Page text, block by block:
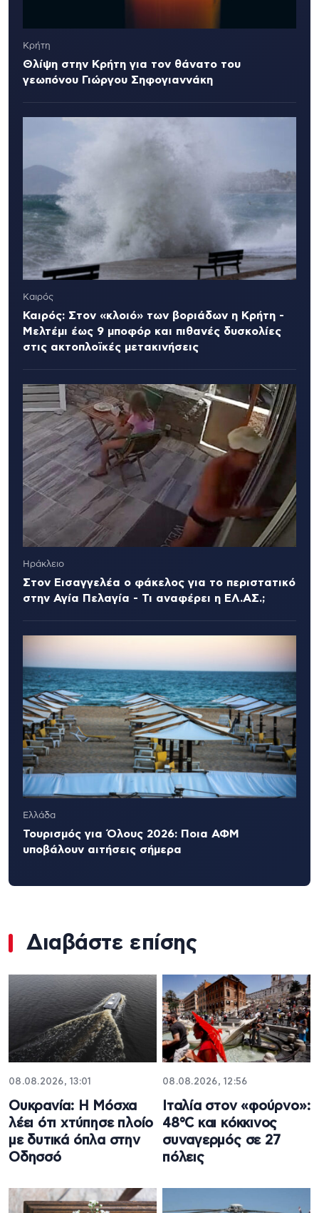
Κρήτη
Θλίψη στην Κρήτη για τον θάνατο του
γεωπόνου Γιώργου Σηφογιαννάκη
Καιρός
Καιρός: Στον «κλοιό» των βοριάδων η Κρήτη -
Μελτέμι έως 9 μποφόρ και πιθανές δυσκολίες
στις ακτοπλοϊκές μετακινήσεις
Ηράκλειο
Στον Εισαγγελέα ο φάκελος για το περιστατικό
στην Αγία Πελαγία - Τι αναφέρει η ΕΛ.ΑΣ.;
Ελλάδα
Τουρισμός για Όλους 2026: Ποια ΑΦΜ
υποβάλουν αιτήσεις σήμερα
Διαβάστε επίσης
08.08.2026, 13:01
Ουκρανία: Η Μόσχα
λέει ότι χτύπησε πλοίο
με δυτικά όπλα στην
Οδησσό
08.08.2026, 12:56
Ιταλία στον «φούρνο»:
48°C και κόκκινος
συναγερμός σε 27
πόλεις